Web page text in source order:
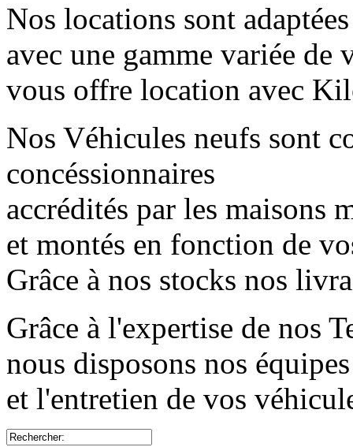
Nos locations sont
avec une gamme variée
vous offre location avec
Nos Véhicules neufs sont
concéssionnaires
accrédités par les maisons
et montés en fonction de
Grâce à nos stocks nos
Grâce à l'expertise de nos
nous disposons nos
et l'entretien de vos